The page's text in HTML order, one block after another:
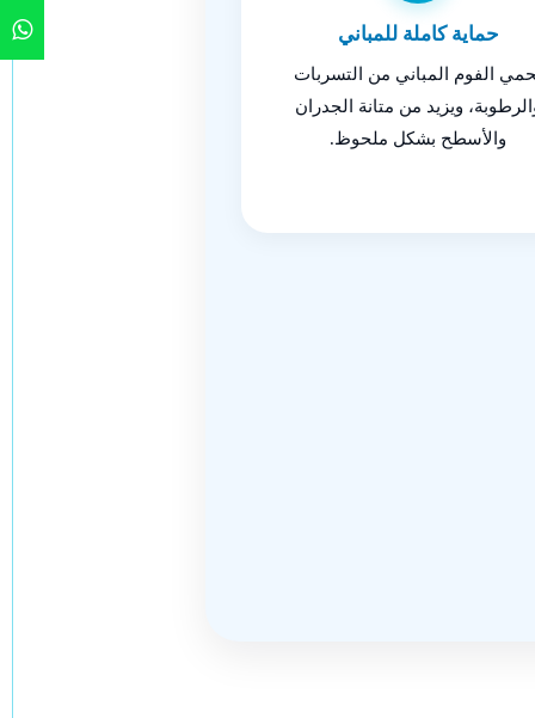
حماية كاملة للمباني
الفوم المباني من التسربات
ويزيد من متانة الجدران
والأسطح بشكل ملحوظ.